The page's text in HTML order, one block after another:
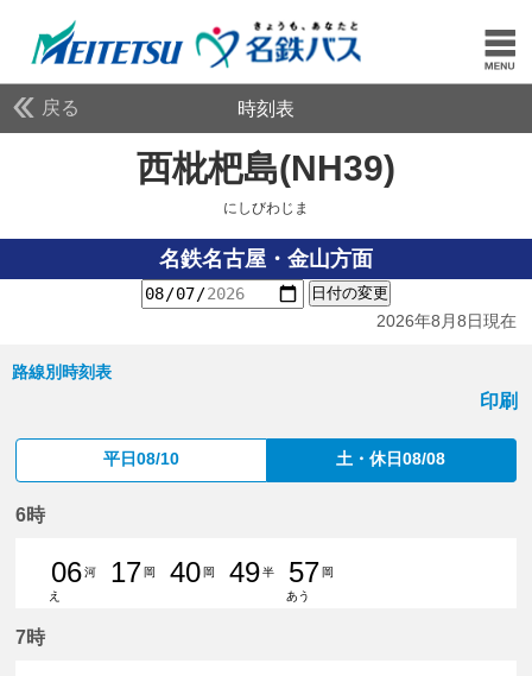
戻る 時刻表
西枇杷島(NH39)
にしびわじま
名鉄名古屋・金山方面
日付の変更
2026年8月8日現在
路線別時刻表
印刷
平日08/10 土・休日08/08
6時
06
6分はつ 普通河和いき
河
え
17
17分はつ 普通東岡崎いき
岡
40
40分はつ 普通東岡崎いき
岡
49半
57 岡
あう
7時